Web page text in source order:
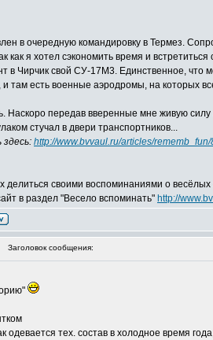
в очередную командировку в Термез.
как я хотел сэкономить время и
в Чирчик свой СУ-17М3. Единственное, что
там есть военные аэродромы, на которых
Наскоро передав вверенные мне живую
стучал в двери транспортников...
http://www.bvvaul.ru/articles/
делиться своими воспоминаниями о
в раздел "Весело вспоминать" http://
Заголовок сообщения:
одевается тех. состав в холодное время